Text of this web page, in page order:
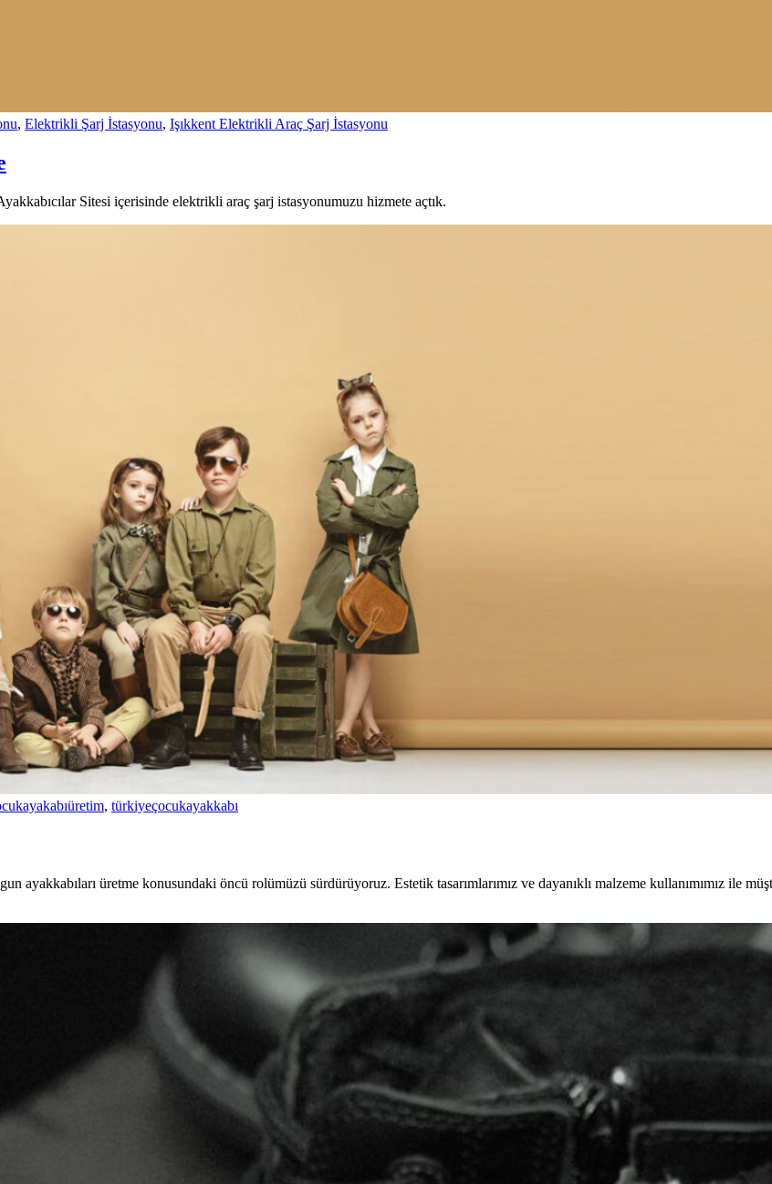
, Elektrikli Şarj İstasyonu, Işıkkent Elektrikli Araç Şarj İstasyonu
Sitesi içerisinde elektrikli araç şarj istasyonumuzu hizmete açtık.
, türkiyeçocukayakkabı
ayakkabıları üretme konusundaki öncü rolümüzü sürdürüyoruz. Estetik tasarımlarımız ve dayanıklı malzeme kullanımımız ile